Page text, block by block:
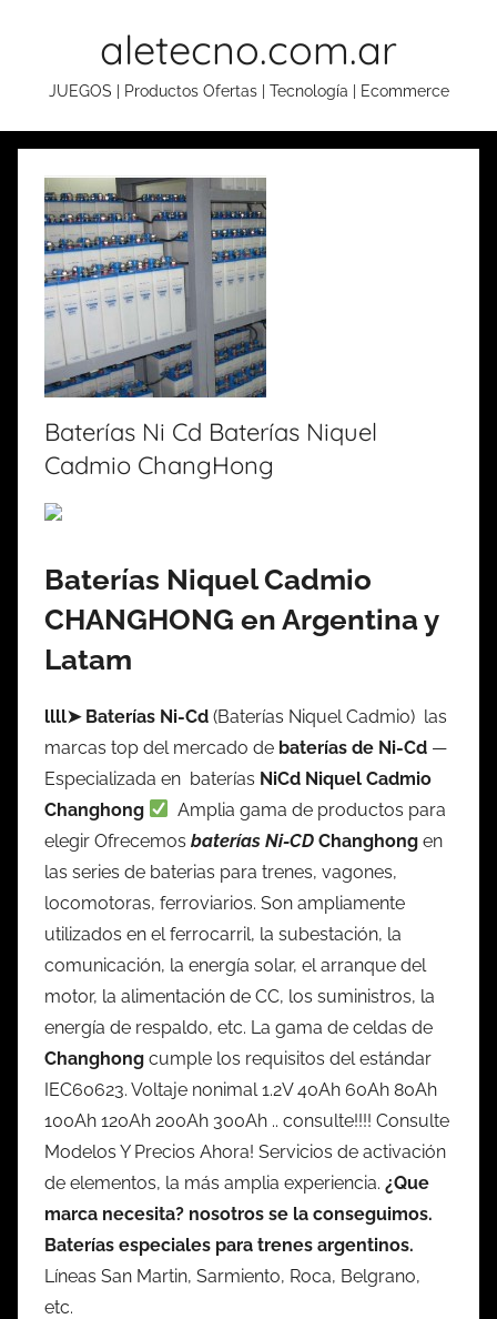
aletecno.com.ar
JUEGOS | Productos Ofertas | Tecnología | Ecommerce
Baterías Ni Cd Baterías Niquel
Cadmio ChangHong
Baterías Niquel Cadmio
CHANGHONG en Argentina y
Latam
llll➤ Baterías Ni-Cd (Baterías Niquel Cadmio) las
marcas top del mercado de baterías de Ni-Cd —
Especializada en baterías NiCd Niquel Cadmio
Changhong
Amplia gama de productos para
elegir Ofrecemos baterías Ni-CD Changhong en
las series de baterias para trenes, vagones,
locomotoras, ferroviarios. Son ampliamente
utilizados en el ferrocarril, la subestación, la
comunicación, la energía solar, el arranque del
motor, la alimentación de CC, los suministros, la
energía de respaldo, etc. La gama de celdas de
Changhong cumple los requisitos del estándar
IEC60623. Voltaje nonimal 1.2V 40Ah 60Ah 80Ah
100Ah 120Ah 200Ah 300Ah .. consulte!!!! Consulte
Modelos Y Precios Ahora! Servicios de activación
de elementos, la más amplia experiencia. ¿Que
marca necesita? nosotros se la conseguimos.
Baterías especiales para trenes argentinos.
Líneas San Martin, Sarmiento, Roca, Belgrano,
etc.